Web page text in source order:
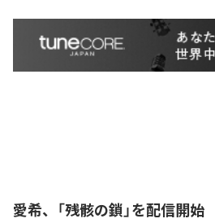
愛希、「残骸の鎖」を配信開始